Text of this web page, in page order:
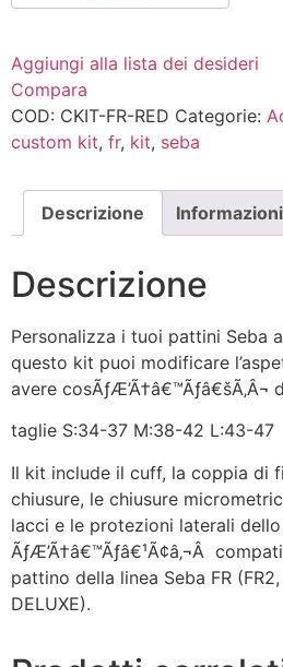
Aggiungi alla lista dei desideri
Compara
COD: CKIT-FR-RED Categorie:
custom kit, fr, kit, seba
Descrizione
Descrizione
Personalizza i tuoi pattini Seba
questo kit puoi modificare
avere
taglie S:34-37 M:38-42 L:43-47
Il kit include il cuff, la coppia di
chiusure, le chiusure
lacci e le protezioni laterali
ÃƒÆ’Ã†â€™Ãƒâ€¹Ã¢â‚¬Â
pattino della linea Seba FR (FR2,
DELUXE).